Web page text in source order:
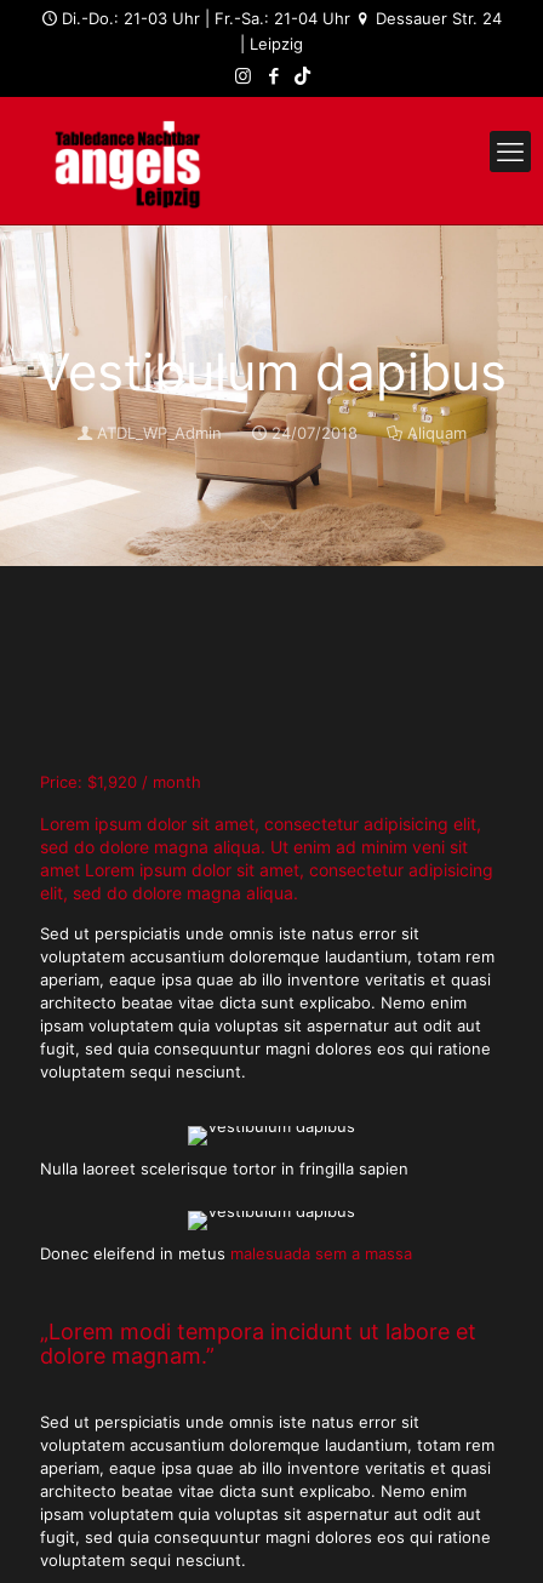
Di.-Do.: 21-03 Uhr | Fr.-Sa.: 21-04 Uhr
Dessauer Str. 24
| Leipzig
Vestibulum dapibus
ATDL_WP_Admin 24/07/2018 Aliquam
Price: $1,920 / month
Lorem ipsum dolor sit amet, consectetur adipisicing elit,
sed do dolore magna aliqua. Ut enim ad minim veni sit
amet Lorem ipsum dolor sit amet, consectetur adipisicing
elit, sed do dolore magna aliqua.
Sed ut perspiciatis unde omnis iste natus error sit
voluptatem accusantium doloremque laudantium, totam rem
aperiam, eaque ipsa quae ab illo inventore veritatis et quasi
architecto beatae vitae dicta sunt explicabo. Nemo enim
ipsam voluptatem quia voluptas sit aspernatur aut odit aut
fugit, sed quia consequuntur magni dolores eos qui ratione
voluptatem sequi nesciunt.
Nulla laoreet scelerisque tortor in fringilla sapien
Donec eleifend in metus malesuada sem a massa
„Lorem modi tempora incidunt ut labore et
dolore magnam.”
Sed ut perspiciatis unde omnis iste natus error sit
voluptatem accusantium doloremque laudantium, totam rem
aperiam, eaque ipsa quae ab illo inventore veritatis et quasi
architecto beatae vitae dicta sunt explicabo. Nemo enim
ipsam voluptatem quia voluptas sit aspernatur aut odit aut
fugit, sed quia consequuntur magni dolores eos qui ratione
voluptatem sequi nesciunt.